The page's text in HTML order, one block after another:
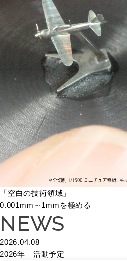
「空白の技術領域」
0.001mm～1mmを極める
NEWS
2026.04.08
2026年 活動予定